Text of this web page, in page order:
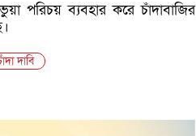
পরিচয় ব্যবহার করে চাঁদাবাজির
দাবি